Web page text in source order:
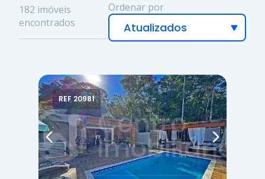
182 imóveis
encontrados
Ordenar por
REF 20981